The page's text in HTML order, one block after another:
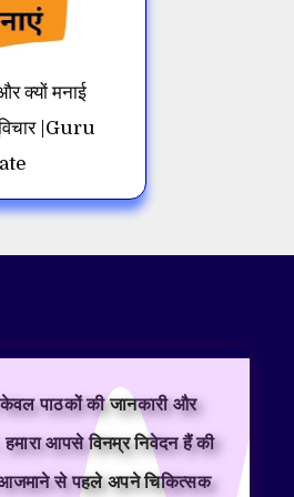
क्यों मनाई
|Guru
पाठकों की जानकारी और
हमारा आपसे विनम्र निवेदन हैं की
आजमाने से पहले अपने चिकित्सक